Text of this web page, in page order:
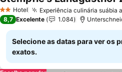
2 Estrelas
Hotel Experiência culinária suábia
8,7 Excelente 1.084
Selecione as datas para ver os
exatos.